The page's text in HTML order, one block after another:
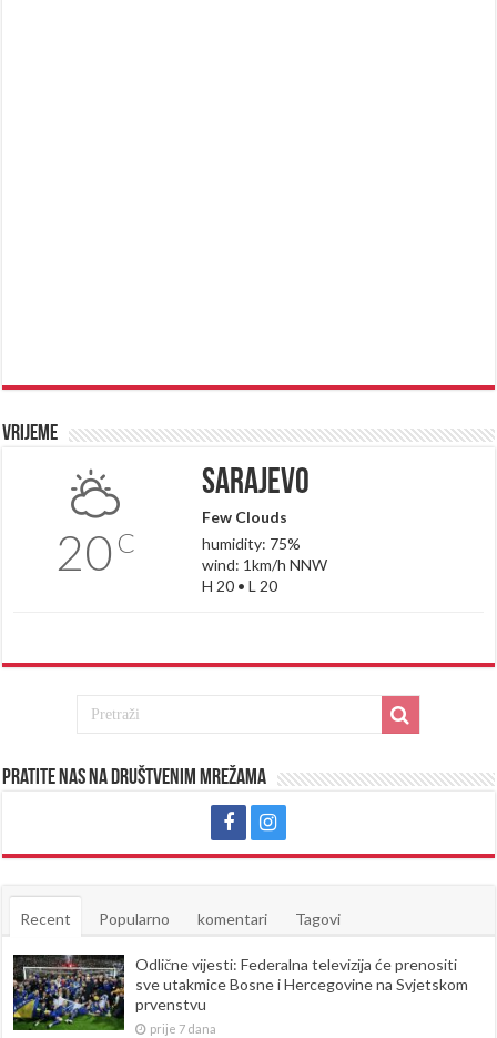
Vrijeme
20 C
Sarajevo
Few Clouds
humidity: 75%
wind: 1km/h NNW
H 20 • L 20
Pratite nas na društvenim mrežama
Recent Popularno komentari Tagovi
Odlične vijesti: Federalna televizija će prenositi
sve utakmice Bosne i Hercegovine na Svjetskom
prvenstvu
prije 7 dana